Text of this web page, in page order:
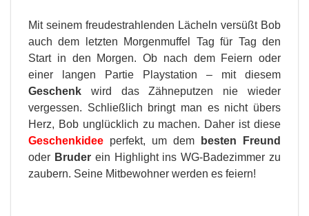
Mit seinem freudestrahlenden Lächeln versüßt Bob
auch dem letzten Morgenmuffel Tag für Tag den
Start in den Morgen. Ob nach dem Feiern oder
einer langen Partie Playstation – mit diesem
Geschenk wird das Zähneputzen nie wieder
vergessen. Schließlich bringt man es nicht übers
Herz, Bob unglücklich zu machen. Daher ist diese
Geschenkidee perfekt, um dem
besten Freund
oder Bruderein Highlight ins WG-Badezimmer zu
zaubern. Seine Mitbewohner werden es feiern!